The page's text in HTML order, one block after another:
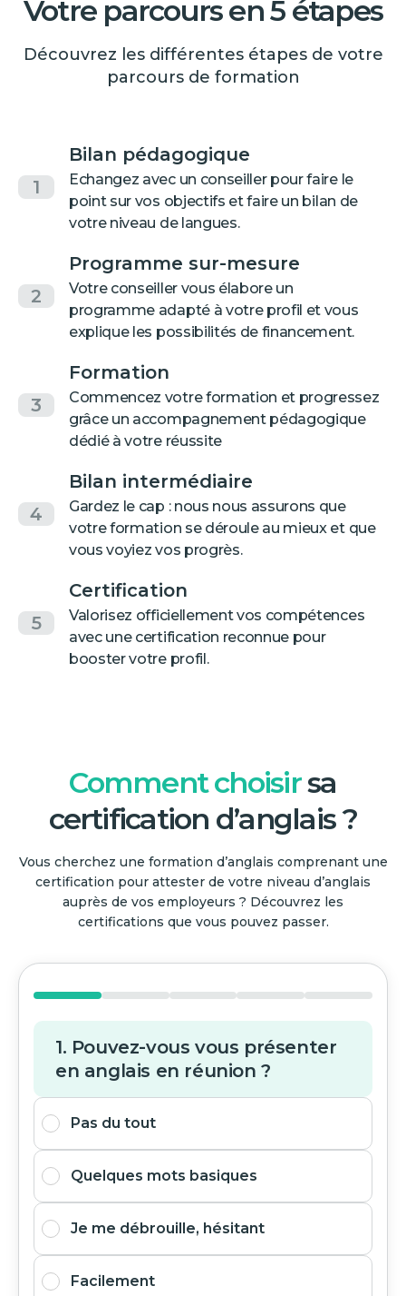
Votre parcours en 5 étapes
Découvrez les différentes étapes de votre
parcours de formation
1
Bilan pédagogique
Echangez avec un conseiller pour faire le
point sur vos objectifs et faire un bilan de
votre niveau de langues.
2
Programme sur-mesure
Votre conseiller vous élabore un
programme adapté à votre profil et vous
explique les possibilités de financement.
3
Formation
Commencez votre formation et progressez
grâce un accompagnement pédagogique
dédié à votre réussite
4
Bilan intermédiaire
Gardez le cap : nous nous assurons que
votre formation se déroule au mieux et que
vous voyiez vos progrès.
5
Certification
Valorisez officiellement vos compétences
avec une certification reconnue pour
booster votre profil.
Comment choisirsa
certification d’anglais ?
Vous cherchez une formation d’anglais comprenant une
certification pour attester de votre niveau d’anglais
auprès de vos employeurs ? Découvrez les
certifications que vous pouvez passer.
1. Pouvez-vous vous présenter
en anglais en réunion ?
Pas du tout
Quelques mots basiques
Je me débrouille, hésitant
Facilement